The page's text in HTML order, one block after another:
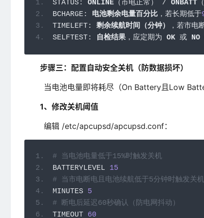
STATUS: ONLINE（市电正常） / ONBATT
BCHARGE: 电池剩余电量百分比，若长期低于
TIMELEFT: 剩余续航时间（分钟）
，若市电
SELFTEST: 自检结果，应定期为 OK 或 NO
步骤三：配置自动安全关机（防数据损坏）
当电池电量即将耗尽（On Battery且Low
1、修改关机阈值
编辑 /etc/apcupsd/apcupsd.conf：
# 当电池电量低于15%时触发关机
BATTERYLEVEL 15
# 当市电断电且电池续航低于5分钟时触发关机
MINUTES 5
# 断电后延迟60秒确认（防电网抖动）
TIMEOUT 60